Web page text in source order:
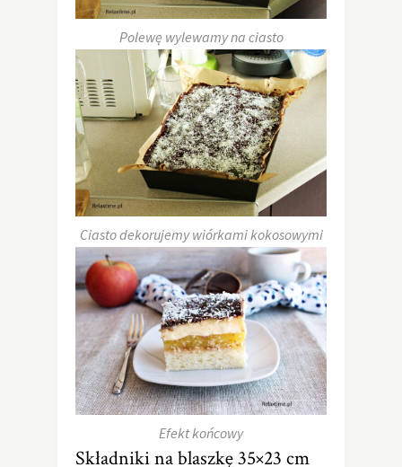
Polewę wylewamy na ciasto
Ciasto dekorujemy wiórkami kokosowymi
Efekt końcowy
Składniki na blaszkę 35×23 cm